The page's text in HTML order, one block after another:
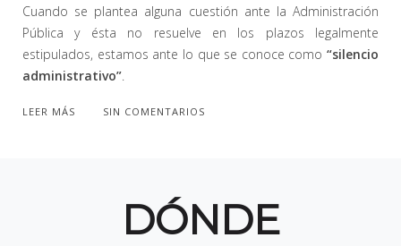
Cuando se plantea alguna cuestión ante la Administración
Pública y ésta no resuelve en los plazos legalmente
estipulados, estamos ante lo que se conoce como “silencio
administrativo”.
LEER MÁS SIN COMENTARIOS
DÓNDE